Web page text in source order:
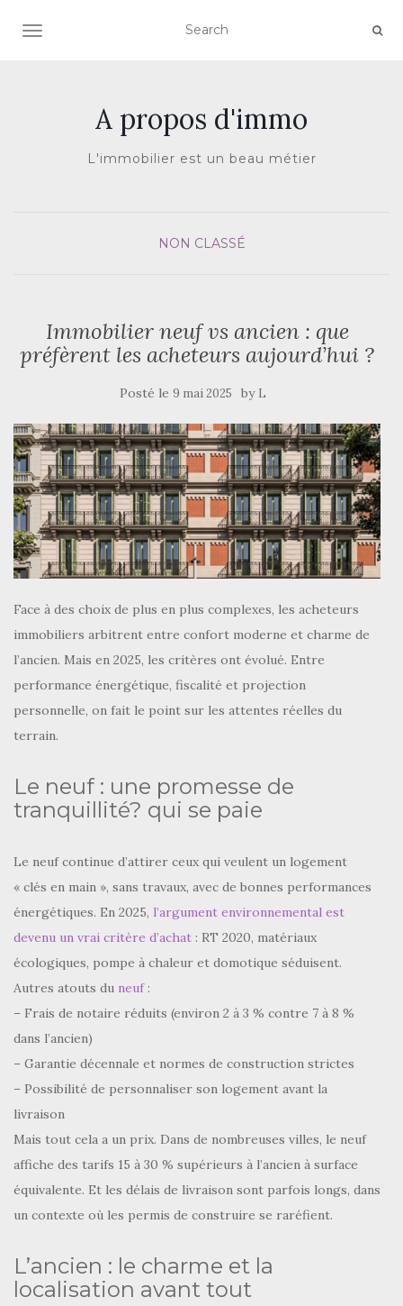
AFFICHER/MASQUER LA NAVIGATION
A propos d'immo
L'immobilier est un beau métier
NON CLASSÉ
Immobilier neuf vs ancien : que
préfèrent les acheteurs aujourd’hui ?
Posté le 9 mai 2025 by L
Face à des choix de plus en plus complexes, les acheteurs
immobiliers arbitrent entre confort moderne et charme de
l’ancien. Mais en 2025, les critères ont évolué. Entre
performance énergétique, fiscalité et projection
personnelle, on fait le point sur les attentes réelles du
terrain.
Le neuf : une promesse de
tranquillité? qui se paie
Le neuf continue d’attirer ceux qui veulent un logement
« clés en main », sans travaux, avec de bonnes performances
énergétiques. En 2025, l’argument environnemental est
devenu un vrai critère d’achat : RT 2020, matériaux
écologiques, pompe à chaleur et domotique séduisent.
Autres atouts du neuf:
– Frais de notaire réduits (environ 2 à 3 % contre 7 à 8 %
dans l’ancien)
– Garantie décennale et normes de construction strictes
– Possibilité de personnaliser son logement avant la
livraison
Mais tout cela a un prix. Dans de nombreuses villes, le neuf
affiche des tarifs 15 à 30 % supérieurs à l’ancien à surface
équivalente. Et les délais de livraison sont parfois longs, dans
un contexte où les permis de construire se raréfient.
L’ancien : le charme et la
localisation avant tout